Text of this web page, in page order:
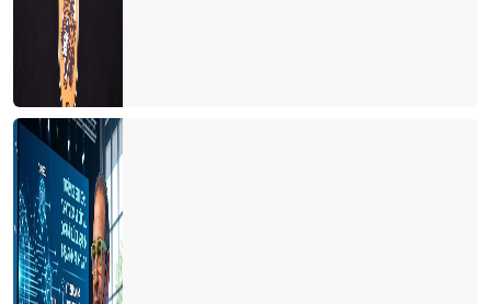
ALMANYA BOŞ YATAKLARI FUTBOLLA DOLDURACAK
İSPANYA BU SEZONU ZOR BİTİRİR
SEÇİMLERİN TURİZME YANSIMASI
BAYRAMDA YUNAN ADALARI MI? EGE & AKDENİZ SAHİLLERİ
Mİ?
Runtalya maratonu sadece bir koşu değil
1618 sayılı Seyahat Acentaları yasasındaki revizyon isteği haklı
bir taleptir